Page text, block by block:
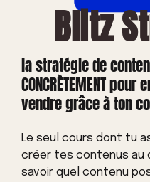
Blitz
la stratégie de
CONCRÈTEMENT
vendre grâce à ton
Le seul cours dont tu
créer tes contenus au
savoir quel contenu